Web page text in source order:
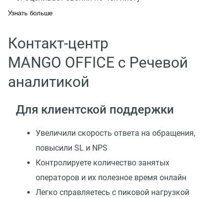
Узнать больше
Контакт-центр
MANGO OFFICE с Речевой
аналитикой
Для клиентской поддержки
Увеличили скорость ответа на обращения,
повысили SL и NPS
Контролируете количество занятых
операторов и их полезное время онлайн
Легко справляетесь с пиковой нагрузкой